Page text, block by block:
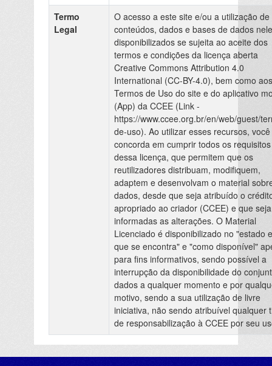
Termo
Legal
O acesso a este site e/ou a utilização de
conteúdos, dados e bases de dados nele
disponibilizados se sujeita ao aceite dos
termos e condições da licença aberta
Creative Commons Attribution 4.0
International (CC-BY-4.0), bem como aos
Termos de Uso do site e do aplicativo
(App) da CCEE (Link -
https://www.ccee.org.br/en/web/guest/
de-uso). Ao utilizar esses recursos, você
concorda em cumprir todos os requisitos
dessa licença, que permitem que os
reutilizadores distribuam, modifiquem,
adaptem e desenvolvam o material
dados, desde que seja atribuído o
apropriado ao criador (CCEE) e que
informadas as alterações. O Material
Licenciado é disponibilizado no "estado
que se encontra" e "como disponível"
para fins informativos, sendo possível a
interrupção da disponibilidade do
dados a qualquer momento e por
motivo, sendo a sua utilização de livre
iniciativa, não sendo atribuível qualquer
de responsabilização à CCEE por seu